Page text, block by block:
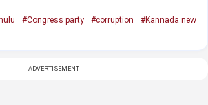
#Congress party #corruption
#Kannada new
ADVERTISEMENT